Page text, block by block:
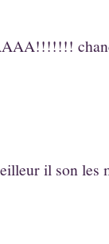
il son les